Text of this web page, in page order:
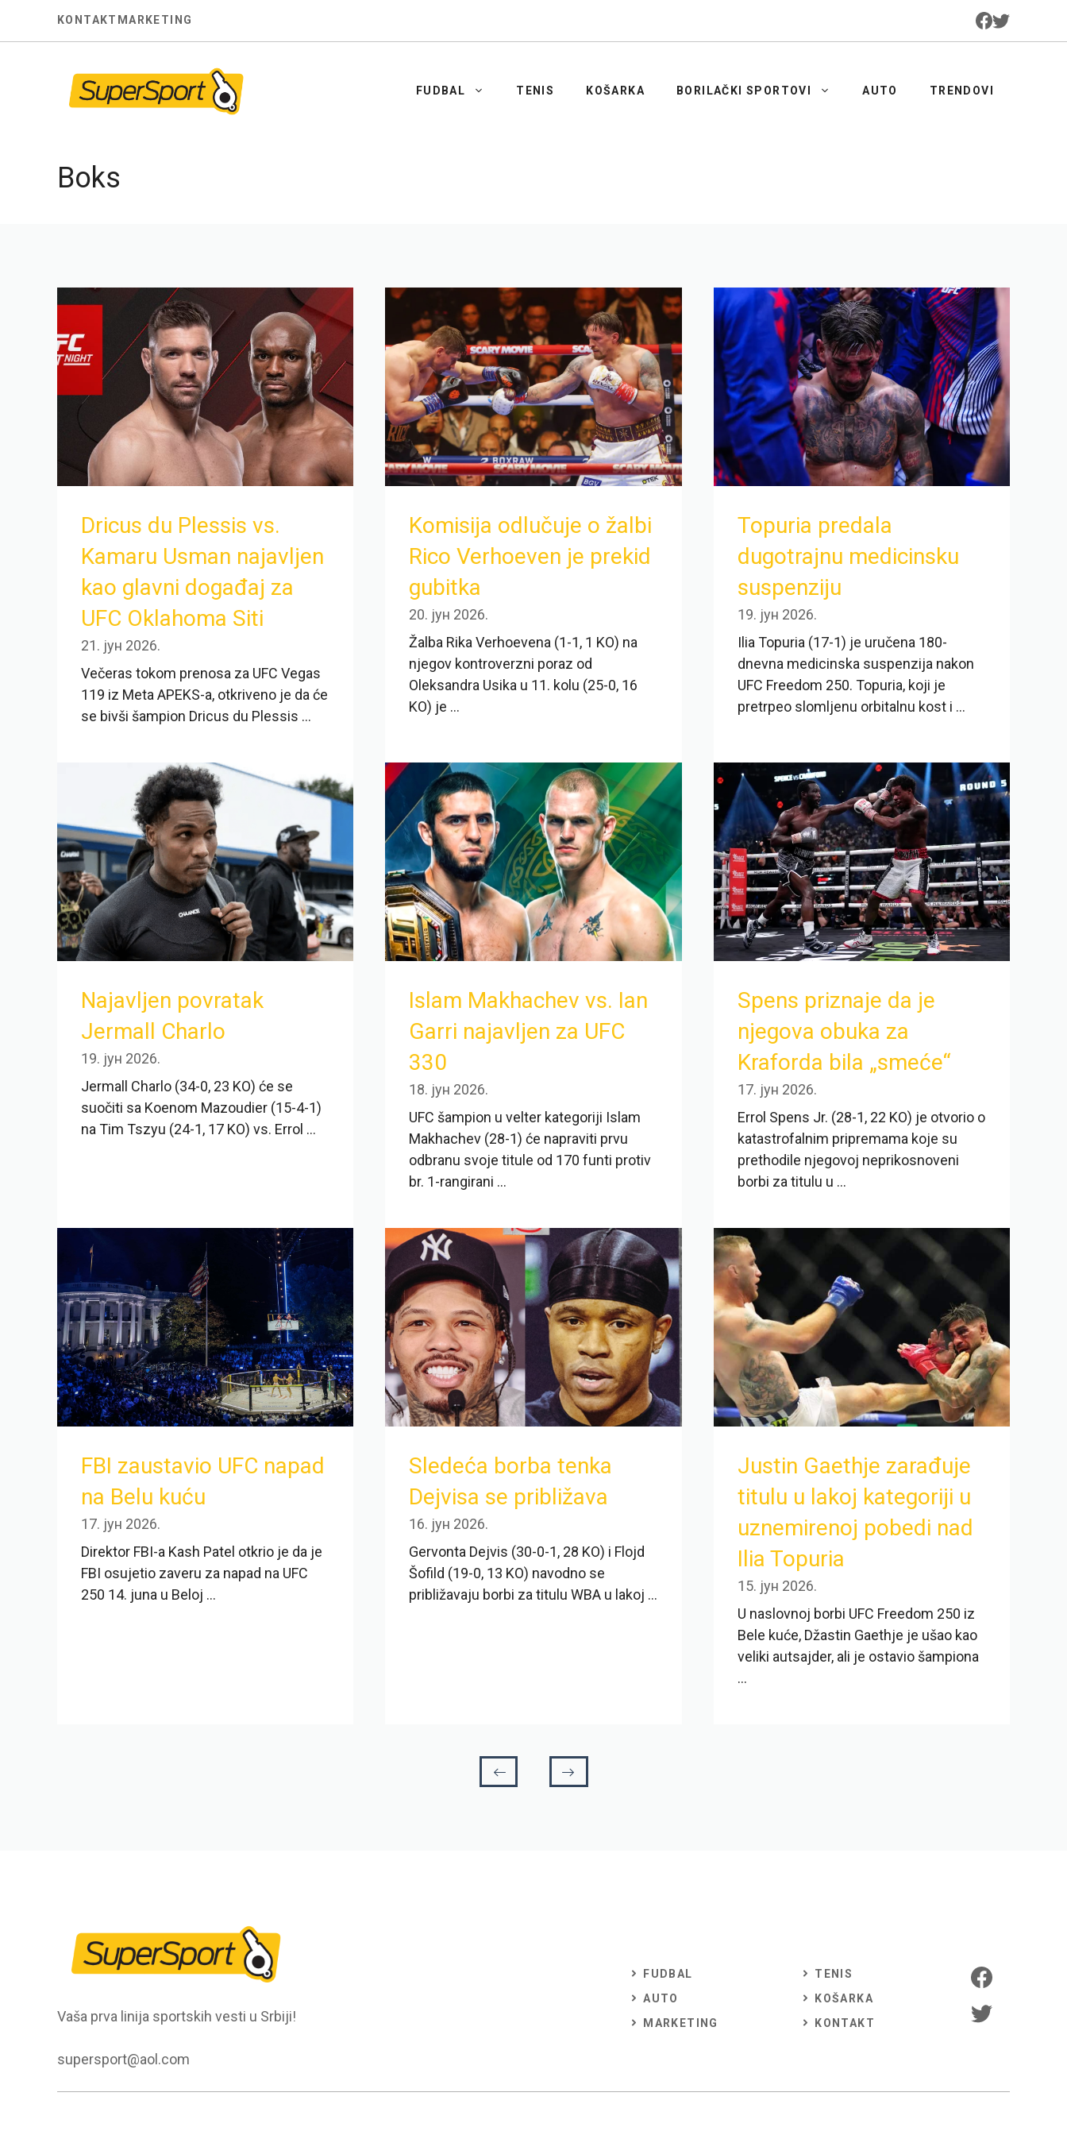
KONTAKT MARKETING
FUDBAL TENIS KOŠARKA BORILAČKI SPORTOVI AUTO TRENDOVI
Boks
Dricus du Plessis vs.
Kamaru Usman najavljen
kao glavni događaj za
UFC Oklahoma Siti
21. јун 2026.
Večeras tokom prenosa za UFC Vegas
119 iz Meta APEKS-a, otkriveno je da će
se bivši šampion Dricus du Plessis ...
Komisija odlučuje o žalbi
Rico Verhoeven je prekid
gubitka
20. јун 2026.
Žalba Rika Verhoevena (1-1, 1 KO) na
njegov kontroverzni poraz od
Oleksandra Usika u 11. kolu (25-0, 16
KO) je ...
Topuria predala
dugotrajnu medicinsku
suspenziju
19. јун 2026.
Ilia Topuria (17-1) je uručena 180-
dnevna medicinska suspenzija nakon
UFC Freedom 250. Topuria, koji je
pretrpeo slomljenu orbitalnu kost i ...
Najavljen povratak
Jermall Charlo
19. јун 2026.
Jermall Charlo (34-0, 23 KO) će se
suočiti sa Koenom Mazoudier (15-4-1)
na Tim Tszyu (24-1, 17 KO) vs. Errol ...
Islam Makhachev vs. Ian
Garri najavljen za UFC
330
18. јун 2026.
UFC šampion u velter kategoriji Islam
Makhachev (28-1) će napraviti prvu
odbranu svoje titule od 170 funti protiv
br. 1-rangirani ...
Spens priznaje da je
njegova obuka za
Kraforda bila „smeće“
17. јун 2026.
Errol Spens Jr. (28-1, 22 KO) je otvorio o
katastrofalnim pripremama koje su
prethodile njegovoj neprikosnoveni
borbi za titulu u ...
FBI zaustavio UFC napad
na Belu kuću
17. јун 2026.
Direktor FBI-a Kash Patel otkrio je da je
FBI osujetio zaveru za napad na UFC
250 14. juna u Beloj ...
Sledeća borba tenka
Dejvisa se približava
16. јун 2026.
Gervonta Dejvis (30-0-1, 28 KO) i Flojd
Šofild (19-0, 13 KO) navodno se
približavaju borbi za titulu WBA u lakoj ...
Justin Gaethje zarađuje
titulu u lakoj kategoriji u
uznemirenoj pobedi nad
Ilia Topuria
15. јун 2026.
U naslovnoj borbi UFC Freedom 250 iz
Bele kuće, Džastin Gaethje je ušao kao
veliki autsajder, ali je ostavio šampiona
...
Vaša prva linija sportskih vesti u Srbiji!
supersport@aol.com
FUDBAL
AUTO
MARKETING
TENIS
KOŠARKA
KONTAKT